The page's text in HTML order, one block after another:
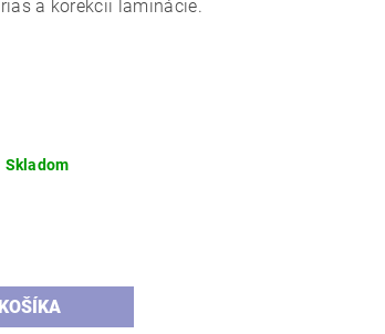
a korekcii laminácie.
Skladom